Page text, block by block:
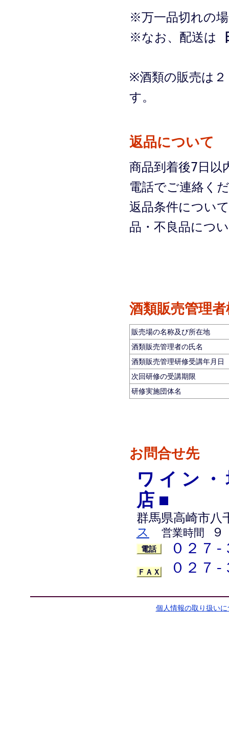
※万一品切れの
※なお、配送は
※酒類の販売は
す。
返品について
商品到着後7日
電話でご連絡く
返品条件につい
品・不良品につ
酒類販売管理
販売場の名称及び所在地
酒類販売管理者の氏名
酒類販売管理研修受講年月日
次回研修の受講期限
研修実施団体名
お問合せ先
ワイン
店■
群馬県高崎市
ス
営業時間 ９
電話 ０２７-
ＦＡＸ ０２７-
個人情報の取り扱いに